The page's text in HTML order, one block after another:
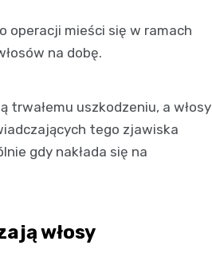
operacji mieści się w ramach
na dobę.
trwałemu uszkodzeniu, a włosy
tego zjawiska
gdy nakłada się na
włosy